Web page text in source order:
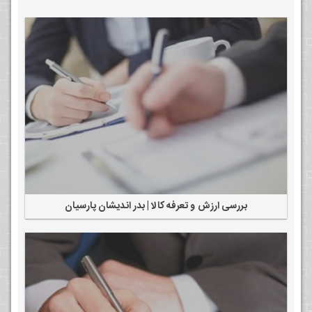
بررسی ارزش و تعرفه کالا | بدر اندیشان پارسیان